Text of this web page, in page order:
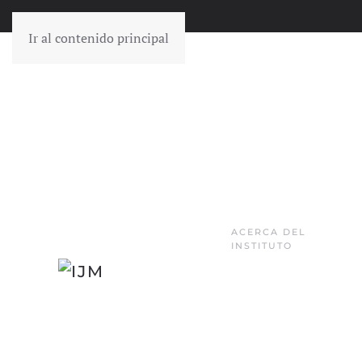
Ir al contenido principal
ACERCA DEL
INSTITUTO